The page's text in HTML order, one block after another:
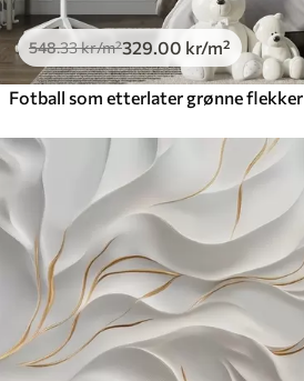
548.33kr/m²329 .00 kr/m²
Fotball som etterlater grønne flekker